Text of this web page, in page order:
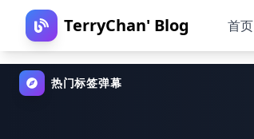
TerryChan' Blog 首页
热门标签弹幕